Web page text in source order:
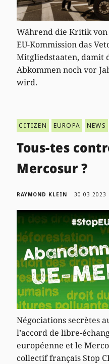
Während die Kritik von
EU-Kommission das
Mitgliedstaaten, damit
Abkommen noch vor
wird.
CITIZEN EUROPA NEWS
Tous-tes
Mercosur ?
RAYMOND KLEIN 30.03.2023
Négociations secrètes
l’accord de libre-
européenne et le
collectif français Stop